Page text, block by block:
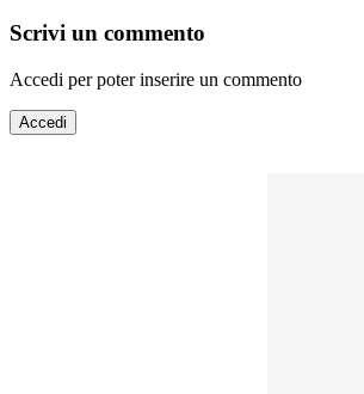
Scrivi un commento
Accedi per poter inserire un commento
Accedi